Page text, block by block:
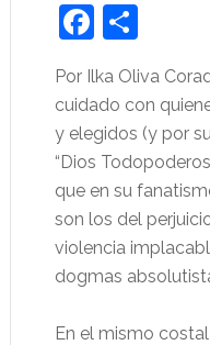
Share
Por Ilka Oliva
cuidado con
y elegidos (y por
“Dios
que en su
son los del
violencia
dogmas
En el mismo